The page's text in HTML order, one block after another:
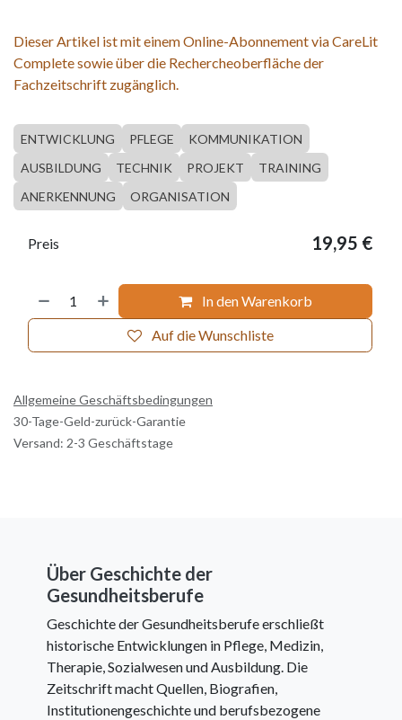
Dieser Artikel ist mit einem Online-Abonnement via CareLit
Complete sowie über die Rechercheoberfläche der
Fachzeitschrift zugänglich.
ENTWICKLUNG PFLEGE
KOMMUNIKATION
AUSBILDUNG
TECHNIK PROJEKT
TRAINING
ANERKENNUNG
ORGANISATION
In den Warenkorb
Auf die Wunschliste
Preis 19,95 €
Allgemeine Geschäftsbedingungen
30-Tage-Geld-zurück-Garantie
Versand: 2-3 Geschäftstage
Über Geschichte der
Gesundheitsberufe
Geschichte der Gesundheitsberufe erschließt
historische Entwicklungen in Pflege, Medizin,
Therapie, Sozialwesen und Ausbildung. Die
Zeitschrift macht Quellen, Biografien,
Institutionengeschichte und berufsbezogene